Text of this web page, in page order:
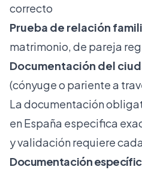
correcto
Prueba de relación
matrimonio, de pareja
Documentación del
(cónyuge o pariente a
Ladocumentación
en España especifica
y validación requiere
Documentación